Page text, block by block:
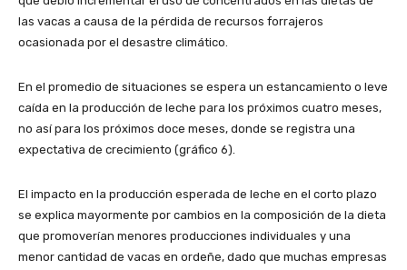
las vacas a causa de la pérdida de recursos forrajeros
ocasionada por el desastre climático.
En el promedio de situaciones se espera un estancamiento o leve
caída en la producción de leche para los próximos cuatro meses,
no así para los próximos doce meses, donde se registra una
expectativa de crecimiento (gráfico 6).
El impacto en la producción esperada de leche en el corto plazo
se explica mayormente por cambios en la composición de la dieta
que promoverían menores producciones individuales y una
menor cantidad de vacas en ordeñe, dado que muchas empresas